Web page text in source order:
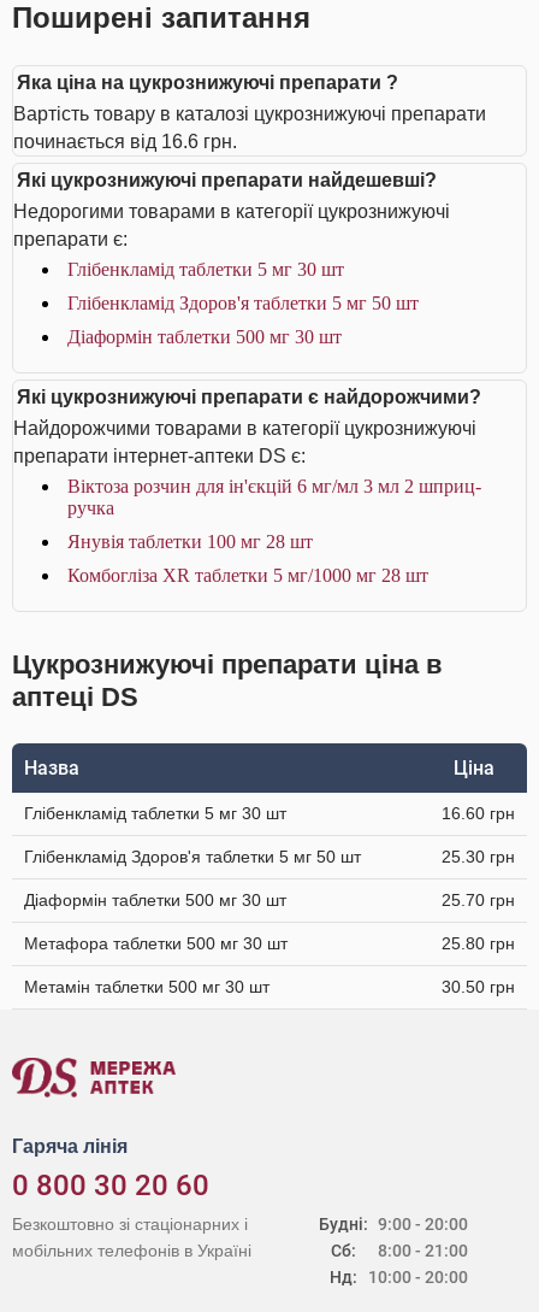
Поширені запитання
Яка ціна на цукрознижуючі препарати ?
Вартість товару в каталозі цукрознижуючі препарати
починається від 16.6 грн.
Які цукрознижуючі препарати найдешевші?
Недорогими товарами в категорії цукрознижуючі
препарати є:
Глібенкламід таблетки 5 мг 30 шт
Глібенкламід Здоров'я таблетки 5 мг 50 шт
Діаформін таблетки 500 мг 30 шт
Які цукрознижуючі препарати є найдорожчими?
Найдорожчими товарами в категорії цукрознижуючі
препарати інтернет-аптеки DS є:
Віктоза розчин для ін'єкцій 6 мг/мл 3 мл 2 шприц-
ручка
Янувія таблетки 100 мг 28 шт
Комбогліза XR таблетки 5 мг/1000 мг 28 шт
Цукрознижуючі препарати ціна в
аптеці DS
Назва Ціна
Глібенкламід таблетки 5 мг 30 шт 16.60 грн
Глібенкламід Здоров'я таблетки 5 мг 50 шт 25.30 грн
Діаформін таблетки 500 мг 30 шт 25.70 грн
Метафора таблетки 500 мг 30 шт 25.80 грн
Метамін таблетки 500 мг 30 шт 30.50 грн
Гаряча лінія
0 800 30 20 60
Будні:
Сб:
Нд:
9:00 - 20:00
8:00 - 21:00
10:00 - 20:00
Безкоштовно зі стаціонарних і
мобільних телефонів в Україні